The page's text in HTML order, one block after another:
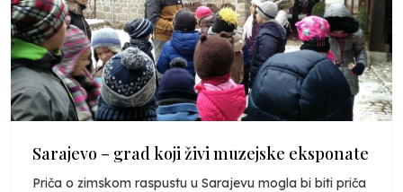
Sarajevo – grad koji živi muzejske eksponate
Priča o zimskom raspustu u Sarajevu mogla bi biti priča